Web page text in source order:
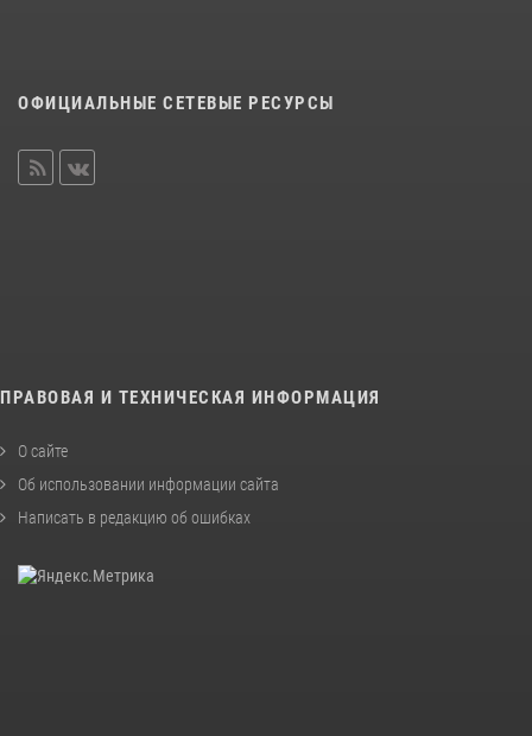
ОФИЦИАЛЬНЫЕ СЕТЕВЫЕ РЕСУРСЫ
ПРАВОВАЯ И ТЕХНИЧЕСКАЯ ИНФОРМАЦИЯ
О сайте
Об использовании информации сайта
Написать в редакцию об ошибках